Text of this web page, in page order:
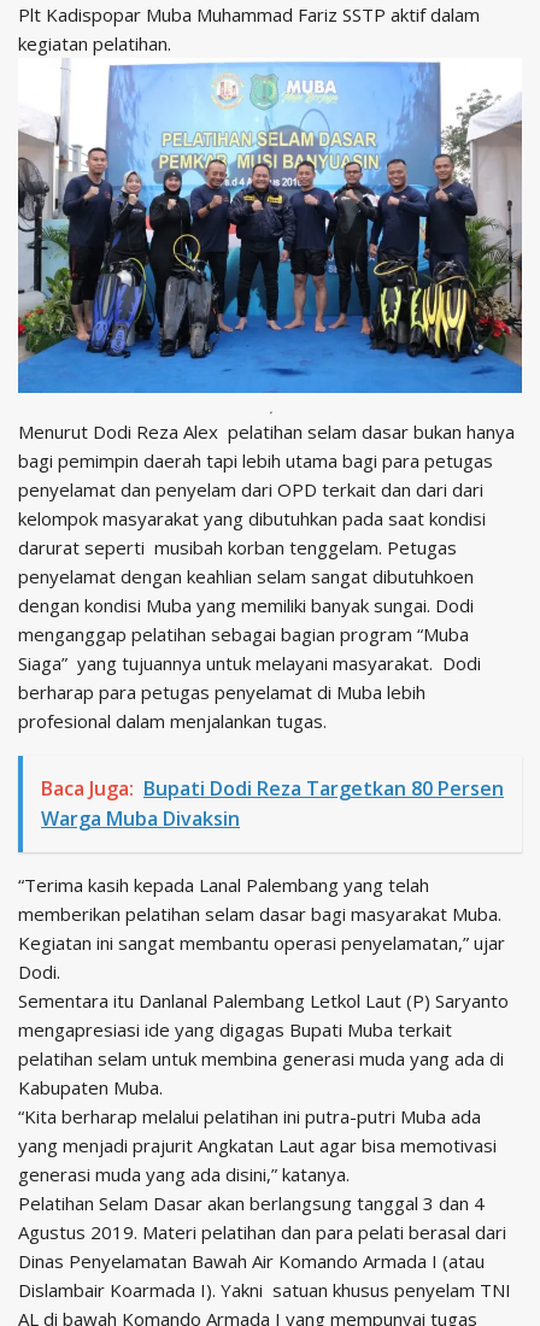
Plt Kadispopar Muba Muhammad Fariz SSTP aktif dalam
kegiatan pelatihan.
.
Menurut Dodi Reza Alex pelatihan selam dasar bukan hanya
bagi pemimpin daerah tapi lebih utama bagi para petugas
penyelamat dan penyelam dari OPD terkait dan dari dari
kelompok masyarakat yang dibutuhkan pada saat kondisi
darurat seperti musibah korban tenggelam. Petugas
penyelamat dengan keahlian selam sangat dibutuhkoen
dengan kondisi Muba yang memiliki banyak sungai. Dodi
menganggap pelatihan sebagai bagian program “Muba
Siaga” yang tujuannya untuk melayani masyarakat. Dodi
berharap para petugas penyelamat di Muba lebih
profesional dalam menjalankan tugas.
Baca Juga: Bupati Dodi Reza Targetkan 80 Persen
Warga Muba Divaksin
“Terima kasih kepada Lanal Palembang yang telah
memberikan pelatihan selam dasar bagi masyarakat Muba.
Kegiatan ini sangat membantu operasi penyelamatan,” ujar
Dodi.
Sementara itu Danlanal Palembang Letkol Laut (P) Saryanto
mengapresiasi ide yang digagas Bupati Muba terkait
pelatihan selam untuk membina generasi muda yang ada di
Kabupaten Muba.
“Kita berharap melalui pelatihan ini putra-putri Muba ada
yang menjadi prajurit Angkatan Laut agar bisa memotivasi
generasi muda yang ada disini,” katanya.
Pelatihan Selam Dasar akan berlangsung tanggal 3 dan 4
Agustus 2019. Materi pelatihan dan para pelati berasal dari
Dinas Penyelamatan Bawah Air Komando Armada I (atau
Dislambair Koarmada I). Yakni satuan khusus penyelam TNI
AL di bawah Komando Armada I yang mempunyai tugas